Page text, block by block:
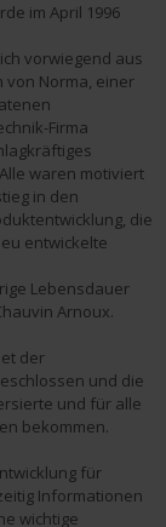
im April 1996
vorwiegend aus
Norma, einer
Firma
waren motiviert
in den
die
entwickelte
Lebensdauer
Arnoux.
der
und die
und für alle
bekommen.
für
Informationen
wichtige